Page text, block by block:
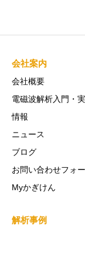
会社案内
会社概要
電磁波解析入門・
情報
ニュース
ブログ
お問い合わせフォ
Myかぎけん
解析事例